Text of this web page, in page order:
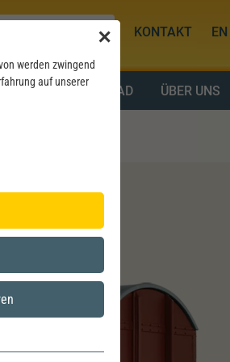
KONTAKT EN
DOWNLOAD ÜBER UNS
✕
werden zwingend
auf unserer